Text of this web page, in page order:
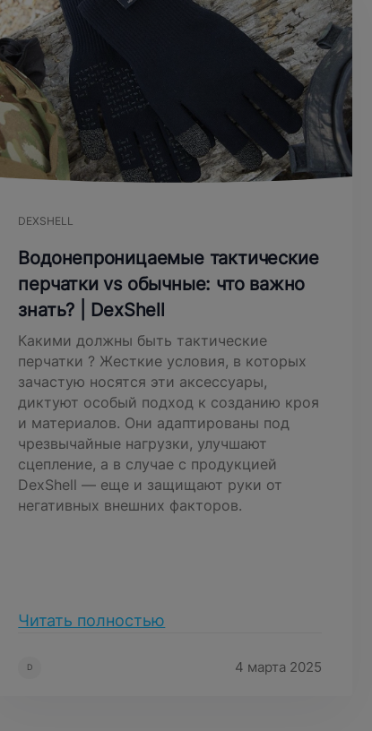
DEXSHELL
Водонепроницаемые тактические
перчатки vs обычные: что важно
знать? | DexShell
Какими должны быть тактические
перчатки ? Жесткие условия, в которых
зачастую носятся эти аксессуары,
диктуют особый подход к созданию кроя
и материалов. Они адаптированы под
чрезвычайные нагрузки, улучшают
сцепление, а в случае с продукцией
DexShell — еще и защищают руки от
негативных внешних факторов.
Читать полностью
D 4 марта 2025